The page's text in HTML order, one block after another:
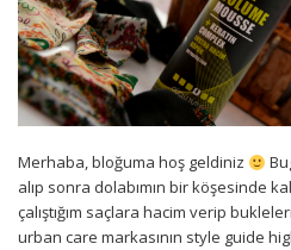
Merhaba, bloğuma hoş geldiniz
alıp sonra dolabımın bir köşesinde
çalıştığım saçlara hacim verip
urban care markasının style guide